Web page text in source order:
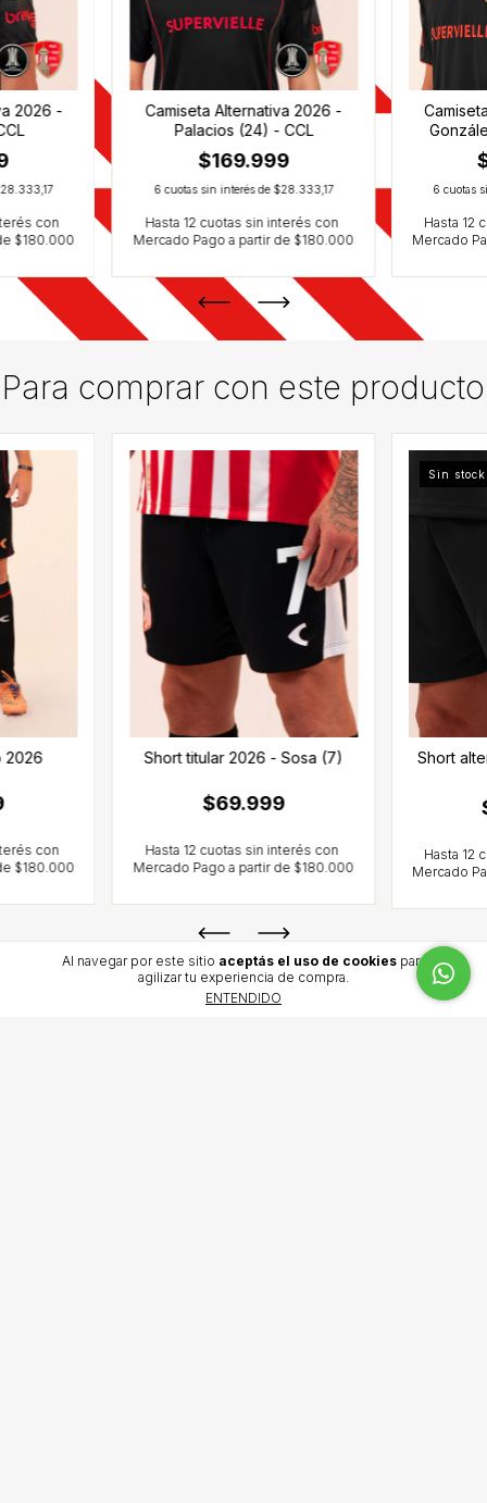
Al navegar por este sitio aceptás el uso de cookiespara
agilizar tu experiencia de compra.
ENTENDIDO
2026 -
Camiseta Alternativa 2026 -
Palacios (24) - CCL
$169.999
6 cuotas sin interés de $28.333,17 6 cuotas
Para comprar con este producto
2026 Short titular 2026 - Sosa (7)
$69.999
Sin stock
Short